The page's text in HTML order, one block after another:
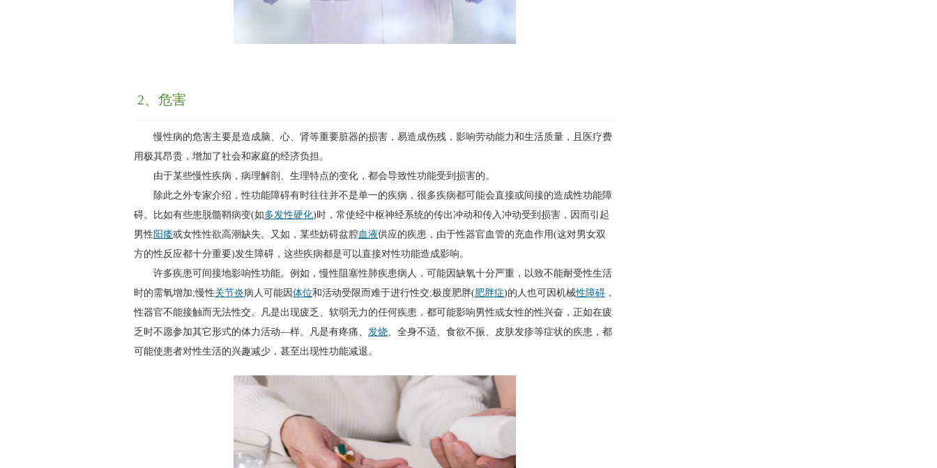
2、危害
慢性病的危害主要是造成脑、心、肾等重要脏器的损害，易造成伤残，影响劳动能力和生活质量，且医疗费
用极其昂贵，增加了社会和家庭的经济负担。
由于某些慢性疾病，病理解剖、生理特点的变化，都会导致性功能受到损害的。
除此之外专家介绍，性功能障碍有时往往并不是单一的疾病，很多疾病都可能会直接或间接的造成性功能障
碍。比如有些患脱髓鞘病变(如多发性硬化)时，常使经中枢神经系统的传出冲动和传入冲动受到损害，因而引起
男性 阳痿或女性性欲高潮缺失。又如，某些妨碍盆腔血液供应的疾患，由于性器官血管的充血作用(这对男女双
方的性反应都十分重要)发生障碍，这些疾病都是可以直接对性功能造成影响。
许多疾患可间接地影响性功能。例如，慢性阻塞性肺疾患病人，可能因缺氧十分严重，以致不能耐受性生活
时的需氧增加;慢性关节炎病人可能因体位和活动受限而难于进行性交;极度肥胖(肥胖症)的人也可因机械性障碍 ，
性器官不能接触而无法性交。凡是出现疲乏、软弱无力的任何疾患，都可能影响男性或女性的性兴奋，正如在疲
乏时不愿参加其它形式的体力活动—样。凡是有疼痛、 发烧、全身不适、食欲不振、皮肤发疹等症状的疾患，都
可能使患者对性生活的兴趣减少，甚至出现性功能减退。